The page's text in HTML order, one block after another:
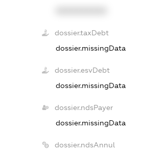
dossier.taxDebt
dossier.missingData
dossier.esvDebt
dossier.missingData
dossier.ndsPayer
dossier.missingData
dossier.ndsAnnul